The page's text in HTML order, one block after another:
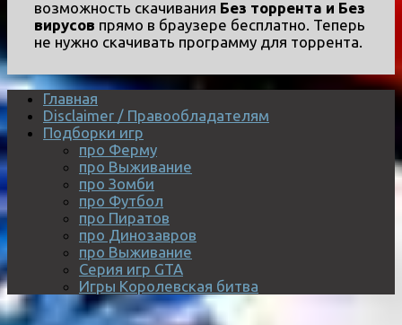
возможность скачивания Без торрента и Без
вирусов прямо в браузере бесплатно. Теперь
не нужно скачивать программу для торрента.
Главная
Disclaimer / Правообладателям
Подборки игр
про Ферму
про Выживание
про Зомби
про Футбол
про Пиратов
про Динозавров
про Выживание
Серия игр GTA
Игры Королевская битва